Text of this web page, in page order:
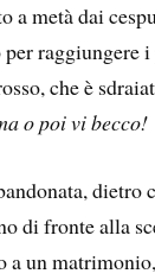
a metà dai
raggiungere
che è
o poi vi becco!
di fronte alla
un